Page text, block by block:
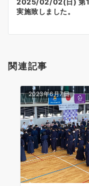
ン
実施致しました。
関連記事
2023年6月7日